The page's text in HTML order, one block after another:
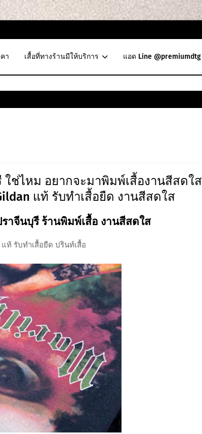
า เสื้อที่ทางร้านมีให้บริการ แอด Line @premiumdtg
ช่ไหม อยากจะมาพิมพ์เสื้องานสีสดใส
แท้ รับทำเสื้อยืด งานสีสดใส
าจีนบุรี ร้านพิมพ์เสื้อ งานสีสดใส
ท้ รับทำเสื้อยืด ปรินท์เสื้อ